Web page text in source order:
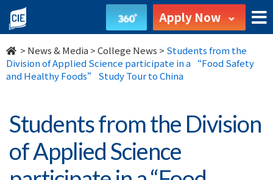
Students
from
the
Division
of
Applied
Science
Apply Now
> News & Media >College News > Students from the
Division of Applied Science participate in a “Food Safety
and Healthy Foods” Study Tour to China
Students from the Division
of Applied Science